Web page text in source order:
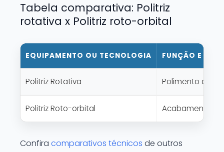
Tabela comparativa: Politriz
rotativa x Politriz roto-orbital
EQUIPAMENTO OU TECNOLOGIA FUNÇÃO E
Politriz Rotativa Polimento
Politriz Roto-orbital Acabamento
Confira comparativos técnicos de outros